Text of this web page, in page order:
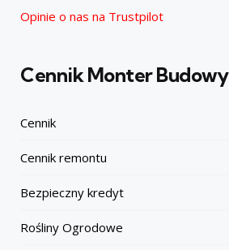
Opinie o nas na Trustpilot
Cennik Monter Budowy
Cennik
Cennik remontu
Bezpieczny kredyt
Rośliny Ogrodowe